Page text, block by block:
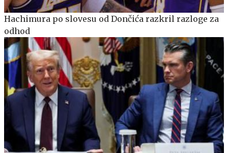
Hachimura po slovesu od Dončića razkril razloge za
odhod